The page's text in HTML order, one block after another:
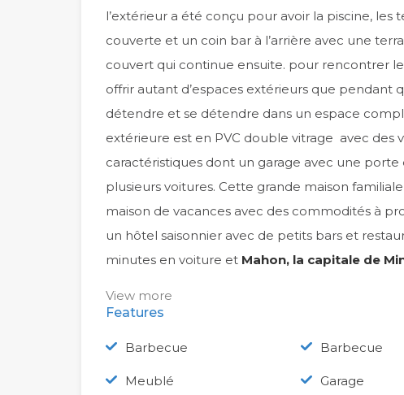
l’extérieur a été conçu pour avoir la piscine,
couverte et un coin bar à l’arrière avec une
couvert qui continue ensuite. pour rencontrer
offrir autant d’espaces extérieurs que pendant
détendre et se détendre dans un espace
extérieure est en PVC double vitrage avec des
caractéristiques dont un garage avec une
plusieurs voitures. Cette grande maison
maison de vacances avec des commodités à
un hôtel saisonnier avec de petits bars et
minutes en voiture et Mahon, la capitale de
View more
Features
Barbecue Barbecue
Meublé Garage